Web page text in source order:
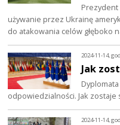
Prezydent
używanie przez Ukrainę
do atakowania celów głęboko
2024-11-14,
Jak
odpowiedzialności. Jak zostaje
2024-11-14,